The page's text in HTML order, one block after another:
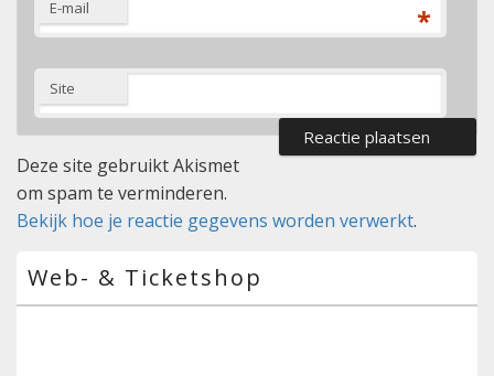
E-mail *
Site
Deze site gebruikt Akismet
om spam te verminderen.
Bekijk hoe je reactie gegevens worden verwerkt.
zijbalk
widget
Web- & Ticketshop